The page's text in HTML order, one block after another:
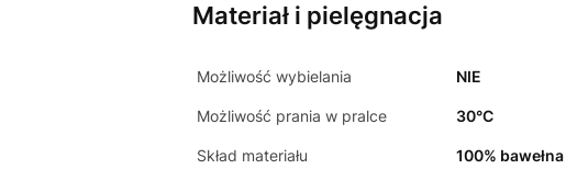
Materiał i pielęgnacja
Możliwość wybielania NIE
Możliwość prania w pralce 30°C
Skład materiału 100% bawełna